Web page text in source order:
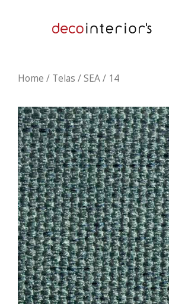
Home / Telas / SEA / 14